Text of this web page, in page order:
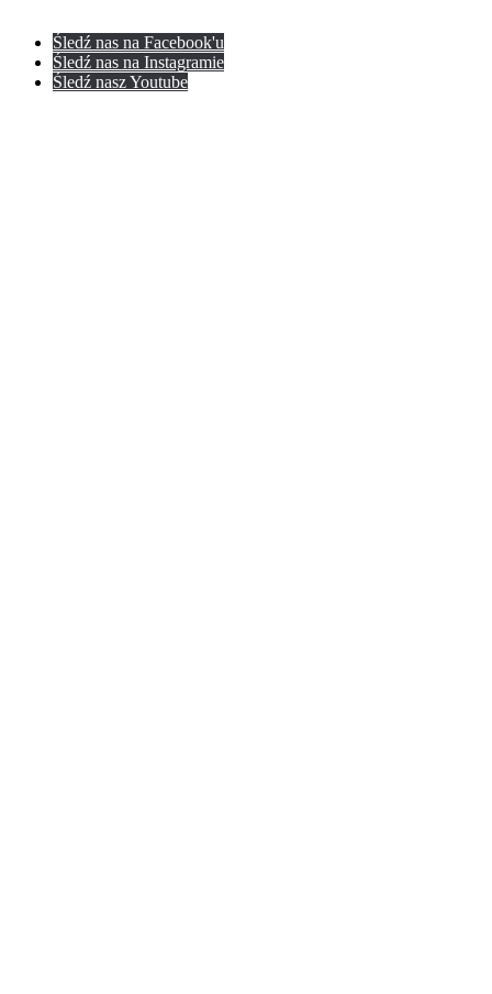
Śledź nas na Facebook'u
Śledź nas na Instagramie
Śledź nasz Youtube